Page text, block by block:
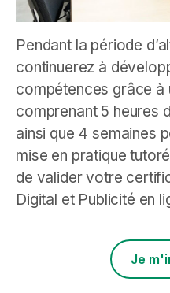
Pendant la période
continuerez à
compétences grâce à
comprenant 5 heures
ainsi que 4 semaines
mise en pratique
de valider votre
Digital et Publicité en
Je